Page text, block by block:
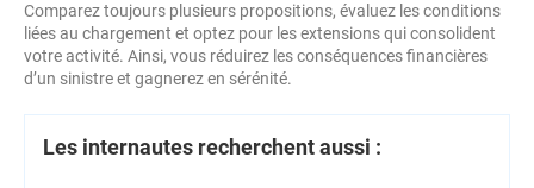
Comparez toujours plusieurs propositions, évaluez les conditions
liées au chargement et optez pour les extensions qui consolident
votre activité. Ainsi, vous réduirez les conséquences financières
d’un sinistre et gagnerez en sérénité.
Les internautes recherchent aussi :